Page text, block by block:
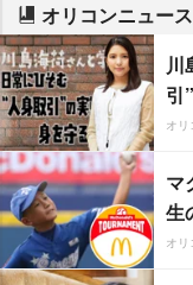
オリコンニュー
川
引
オリ
マ
生
オリ